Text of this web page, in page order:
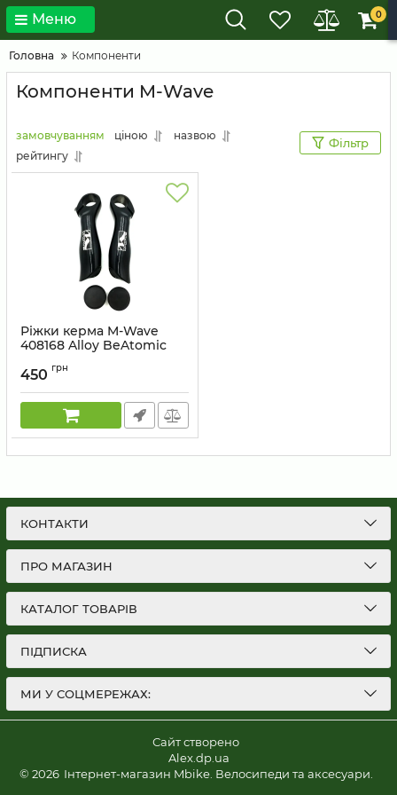
Меню 0
Головна Компоненти
Компоненти M-Wave
замовчуванням ціною
назвою
рейтингу
Фільтр
Ріжки керма M-Wave
408168 Alloy BeAtomic
Артикул:
450 грн
КОНТАКТИ
ПРО МАГАЗИН
КАТАЛОГ ТОВАРІВ
ПІДПИСКА
МИ У СОЦМЕРЕЖАХ:
Сайт створено
Alex.dp.ua
© 2026 Інтернет-магазин Mbike. Велосипеди та аксесуари.